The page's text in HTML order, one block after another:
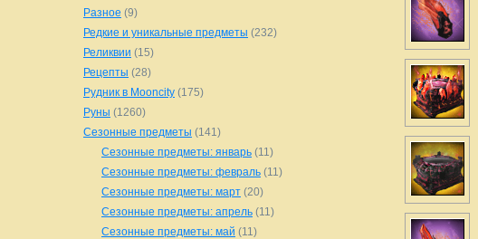
Разное (9)
Редкие и уникальные предметы (232)
Реликвии (15)
Рецепты (28)
Рудник в Mooncity (175)
Руны (1260)
Сезонные предметы (141)
Сезонные предметы: январь (11)
Сезонные предметы: февраль (11)
Сезонные предметы: март (20)
Сезонные предметы: апрель (11)
Сезонные предметы: май (11)